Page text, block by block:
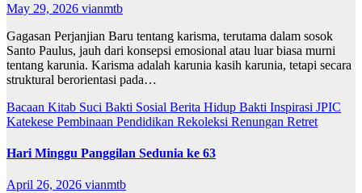
May 29, 2026 vianmtb
Gagasan Perjanjian Baru tentang karisma, terutama dalam sosok
Santo Paulus, jauh dari konsepsi emosional atau luar biasa murni
tentang karunia. Karisma adalah karunia kasih karunia, tetapi secara
struktural berorientasi pada…
Bacaan Kitab Suci Bakti Sosial Berita Hidup Bakti Inspirasi JPIC
Katekese Pembinaan Pendidikan Rekoleksi Renungan Retret
Hari Minggu Panggilan Sedunia ke 63
April 26, 2026 vianmtb